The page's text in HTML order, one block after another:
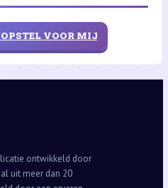
VOOR MIJ
ontwikkeld door
uit meer dan 20